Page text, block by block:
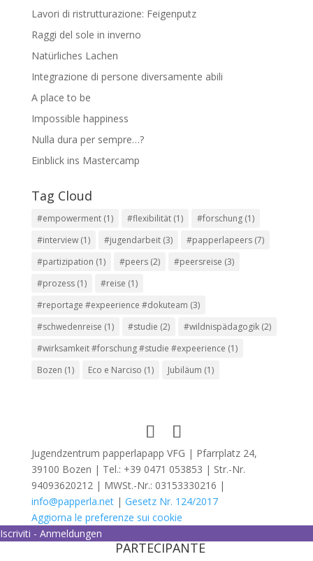
Lavori di ristrutturazione: Feigenputz
Raggi del sole in inverno
Natürliches Lachen
Integrazione di persone diversamente abili
A place to be
Impossible happiness
Nulla dura per sempre…?
Einblick ins Mastercamp
Tag Cloud
#empowerment(1) #flexibilität(1) #forschung(1)
#interview(1) #jugendarbeit(3) #papperlapeers(7)
#partizipation (1) #peers(2) #peersreise (3)
#prozess(1) #reise (1)
#reportage #expeerience #dokuteam (3)
#schwedenreise (1) #studie (2) #wildnispädagogik(2)
#wirksamkeit #forschung #studie #expeerience (1)
Bozen (1) Eco e Narciso (1) Jubiläum (1)
Jugendzentrum papperlapapp VFG | Pfarrplatz 24,
39100 Bozen | Tel.: +39 0471 053853 | Str.-Nr.
94093620212 | MWSt.-Nr.: 03153330216 |
info@papperla.net| Gesetz Nr. 124/2017
Aggiorna le preferenze sui cookie
Iscriviti - Anmeldungen
PARTECIPANTE